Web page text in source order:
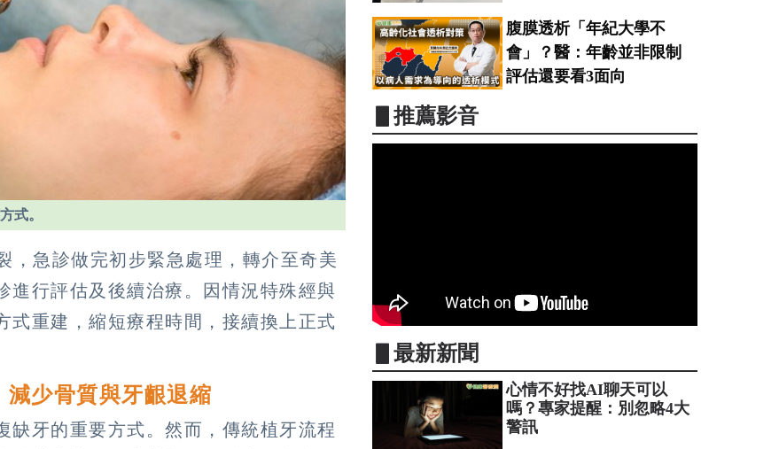
式。
，急診做完初步緊急處理，轉介至奇美
進行評估及後續治療。因情況特殊經與
式重建，縮短療程時間，接續換上正式
少骨質與牙齦退縮
缺牙的重要方式。然而，傳統植牙流程
腹膜透析「年紀大學不
會」？醫：年齡並非限制
評估還要看3面向
▋推薦影音
▋最新新聞
心情不好找AI聊天可以
嗎？專家提醒：別忽略4大
警訊